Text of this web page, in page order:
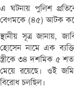
এ ঘটনায় পুলিশ
বেগমকে (৪৫) আটক
স্থানীয় সূত্র জানায়,
হোসেন নামে এক
স্ত্রীকে ৩৪ দশমিক ৫
মেয়ে রয়েছে। ওই জমি
বিরোধ চলছিল।